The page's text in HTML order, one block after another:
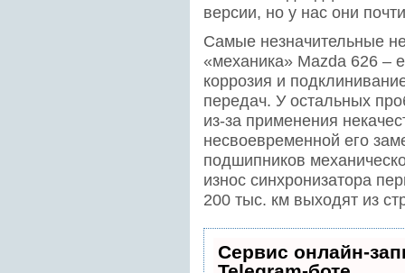
версии, но у нас они
Самые незначительные
«механика» Mazda 626 –
коррозия и
передач. У остальных
из-за применения
несвоевременной его
подшипников
износ синхронизатора
200 тыс. км выходят из
Сервис онлайн-